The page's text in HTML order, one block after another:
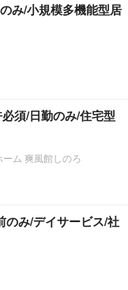
み/小規模多機能型居
須/日勤のみ/住宅型
ム 爽風館しのろ
のみ/デイサービス/社